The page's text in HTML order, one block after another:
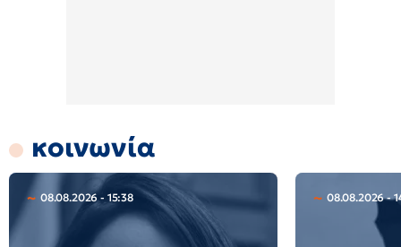
κοινωνία
08.08.2026 - 15:38 08.08.2026 -